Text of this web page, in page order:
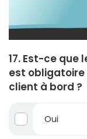
17. Est-ce que
est obligatoire
client à bord ?
Oui